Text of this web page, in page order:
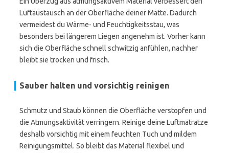
Luftaustausch an der Oberfläche deiner Matte. Dadurch
vermeidest du Wärme- und Feuchtigkeitsstau, was
besonders bei längerem Liegen angenehm ist. Vorher kann
sich die Oberfläche schnell schwitzig anfühlen, nachher
bleibt sie trocken und frisch.
Sauber halten und vorsichtig reinigen
Schmutz und Staub können die Oberfläche verstopfen und
die Atmungsaktivität verringern. Reinige deine Luftmatratze
deshalb vorsichtig mit einem feuchten Tuch und mildem
Reinigungsmittel. So bleibt das Material flexibel und